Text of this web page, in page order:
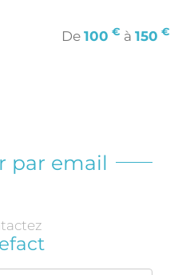
De 100 € à 150 €
par email